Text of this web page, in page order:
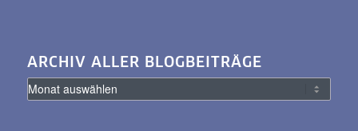
ARCHIV ALLER BLOGBEITRÄGE